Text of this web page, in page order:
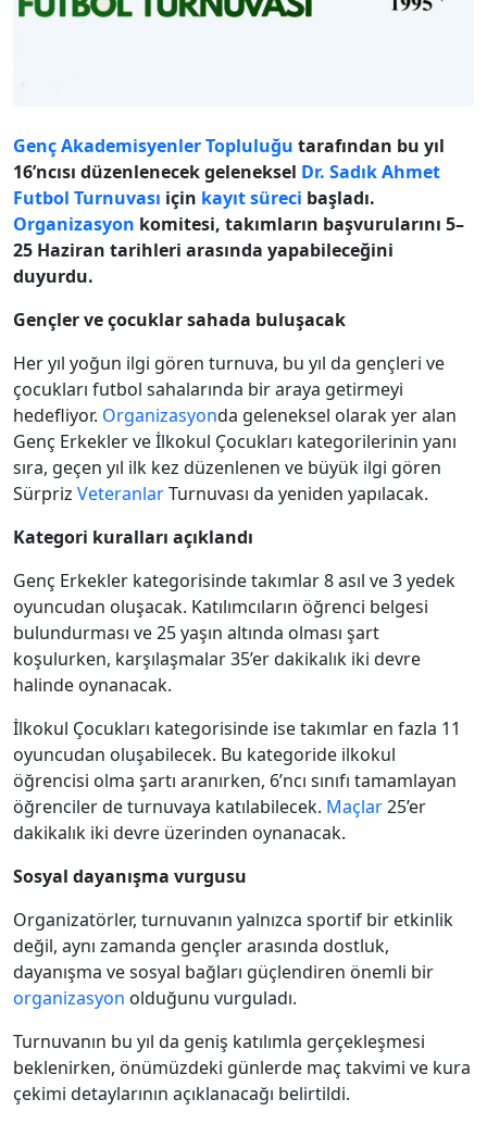
Genç Akademisyenler Topluluğu tarafından bu yıl
16’ncısı düzenlenecek geleneksel Dr. Sadık Ahmet
Futbol Turnuvası için kayıt süreci başladı.
Organizasyon komitesi, takımların başvurularını 5–
25 Haziran tarihleri arasında yapabileceğini
duyurdu.
Gençler ve çocuklar sahada buluşacak
Her yıl yoğun ilgi gören turnuva, bu yıl da gençleri ve
çocukları futbol sahalarında bir araya getirmeyi
hedefliyor. Organizasyonda geleneksel olarak yer alan
Genç Erkekler ve İlkokul Çocukları kategorilerinin yanı
sıra, geçen yıl ilk kez düzenlenen ve büyük ilgi gören
Sürpriz VeteranlarTurnuvası da yeniden yapılacak.
Kategori kuralları açıklandı
Genç Erkekler kategorisinde takımlar 8 asıl ve 3 yedek
oyuncudan oluşacak. Katılımcıların öğrenci belgesi
bulundurması ve 25 yaşın altında olması şart
koşulurken, karşılaşmalar 35’er dakikalık iki devre
halinde oynanacak.
İlkokul Çocukları kategorisinde ise takımlar en fazla 11
oyuncudan oluşabilecek. Bu kategoride ilkokul
öğrencisi olma şartı aranırken, 6’ncı sınıfı tamamlayan
öğrenciler de turnuvaya katılabilecek. Maçlar25’er
dakikalık iki devre üzerinden oynanacak.
Sosyal dayanışma vurgusu
Organizatörler, turnuvanın yalnızca sportif bir etkinlik
değil, aynı zamanda gençler arasında dostluk,
dayanışma ve sosyal bağları güçlendiren önemli bir
organizasyon olduğunu vurguladı.
Turnuvanın bu yıl da geniş katılımla gerçekleşmesi
beklenirken, önümüzdeki günlerde maç takvimi ve kura
çekimi detaylarının açıklanacağı belirtildi.